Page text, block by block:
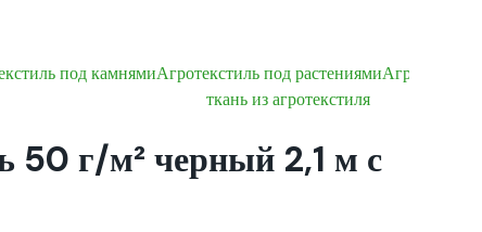
под камнямиАгротекстиль под растениями
ткань из агротекстиля
50 г/м² черный 2,1 м с